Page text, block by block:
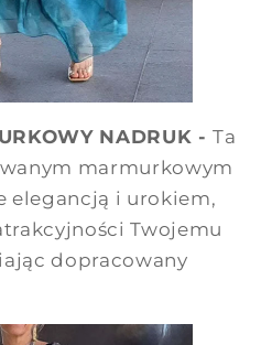
NADRUK -Ta
marmurkowym
elegancją i urokiem,
Twojemu
dopracowany